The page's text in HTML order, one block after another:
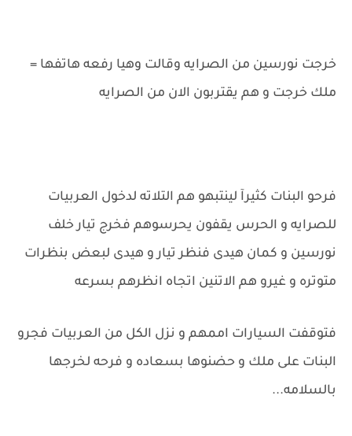
خرجت نورسين من الصرايه وقالت وهيا رفعه هاتفها =
ملك خرجت و هم يقتربون الان من الصرايه
فرحو البنات كثيرآ لينتبهو هم التلاته لدخول العربيات
للصرايه و الحرس يقفون يحرسوهم فخرج تيار خلف
نورسين و كمان هيدى فنظر تيار و هيدى لبعض بنظرات
متوتره و غيرو هم الاتنين اتجاه انظرهم بسرعه
فتوقفت السيارات اممهم و نزل الكل من العربيات فجرو
البنات على ملك و حضنوها بسعاده و فرحه لخرجها
بالسلامه...